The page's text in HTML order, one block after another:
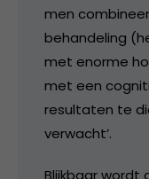
men
behandeling
met enorme
met een
resultaten te
verwacht’.
Blijkbaar wordt